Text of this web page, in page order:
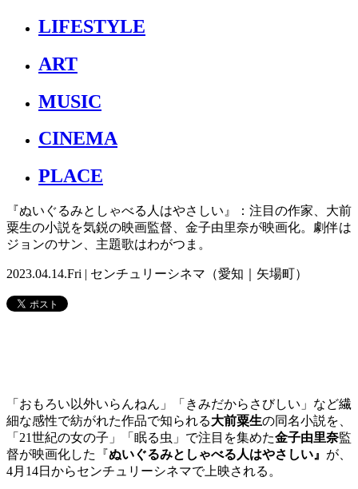
LIFESTYLE
ART
MUSIC
CINEMA
PLACE
『ぬいぐるみとしゃべる人はやさしい』：注目の作家、大前
粟生の小説を気鋭の映画監督、金子由里奈が映画化。劇伴は
ジョンのサン、主題歌はわがつま。
2023.04.14.Fri | センチュリーシネマ（愛知｜矢場町）
「おもろい以外いらんねん」「きみだからさびしい」など繊
細な感性で紡がれた作品で知られる大前粟生の同名小説を、
「21世紀の女の子」「眠る虫」で注目を集めた金子由里奈監
督が映画化した『ぬいぐるみとしゃべる人はやさしい』 が、
4月14日からセンチュリーシネマで上映される。